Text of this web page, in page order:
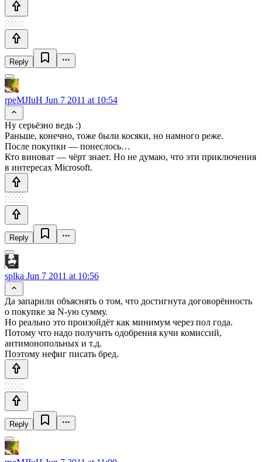
Reply
rpeMJIuH Jun 7 2011 at 10:54
Ну серьёзно ведь :)
Раньше, конечно, тоже были косяки, но намного реже.
После покупки — понеслось…
Кто виноват — чёрт знает. Но не думаю, что эти приключения
в интересах Microsoft.
Reply
splka Jun 7 2011 at 10:56
Да запарили объяснять о том, что достигнута договорённость
о покупке за N-ую сумму.
Но реально это произойдёт как минимум через пол года.
Потому что надо получить одобрения кучи комиссий,
антимонопольных и т.д.
Поэтому нефиг писать бред.
Reply